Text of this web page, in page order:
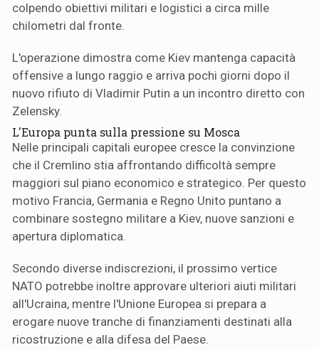
colpendo obiettivi militari e logistici a circa mille
chilometri dal fronte.
L'operazione dimostra come Kiev mantenga capacità
offensive a lungo raggio e arriva pochi giorni dopo il
nuovo rifiuto di Vladimir Putin a un incontro diretto con
Zelensky.
L'Europa punta sulla pressione su Mosca
Nelle principali capitali europee cresce la convinzione
che il Cremlino stia affrontando difficoltà sempre
maggiori sul piano economico e strategico. Per questo
motivo Francia, Germania e Regno Unito puntano a
combinare sostegno militare a Kiev, nuove sanzioni e
apertura diplomatica.
Secondo diverse indiscrezioni, il prossimo vertice
NATO potrebbe inoltre approvare ulteriori aiuti militari
all'Ucraina, mentre l'Unione Europea si prepara a
erogare nuove tranche di finanziamenti destinati alla
ricostruzione e alla difesa del Paese.